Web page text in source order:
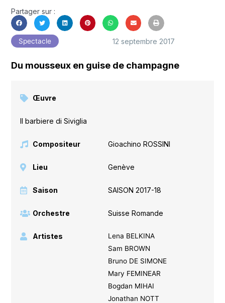
Partager sur :
Spectacle 12 septembre 2017
Du mousseux en guise de champagne
Œuvre
Il barbiere di Siviglia
Compositeur Gioachino ROSSINI
Lieu Genève
Saison SAISON 2017-18
Orchestre Suisse Romande
Artistes
Lena BELKINA
Sam BROWN
Bruno DE SIMONE
Mary FEMINEAR
Bogdan MIHAI
Jonathan NOTT